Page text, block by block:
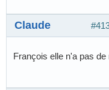
Claude
François elle n'a pas de